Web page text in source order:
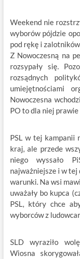
Weekend nie
wyborów pójdzie
pod rękę i
Z Nowoczesną na
rozsypały się.
rozsądnych
umiejętnościami
Nowoczesna
PO to dla niej prawie
PSL w tej kampanii
kraj, ale przede
niego wyssało
najważniejsze i w
warunki. Na wsi
uważały bo kupca
PSL, który chce
wyborców z
SLD wyraziło
Wiosna